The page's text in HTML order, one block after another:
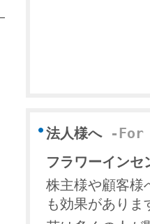
法人様へ
-For
フラワーインセ
株主様や顧客様
も効果がありま